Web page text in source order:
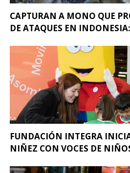
CAPTURAN A MONO QUE
DE ATAQUES EN
FUNDACIÓN INTEGRA
NIÑEZ CON VOCES DE